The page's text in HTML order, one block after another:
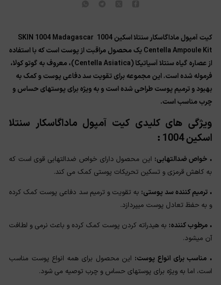
کیت آمپول ماداگاسکار سنتلا اسکین 1004 SKIN 1004 Madagascar
Centella Ampoule Kit یک محصول مراقبت از پوست است که با استفاده
از عصاره گیاه سنتلا آسیاتیکا (Centella Asiatica)، معروف به گوتو کولا،
فرموله شده است. این مجموعه برای تقویت سد دفاعی پوست و کمک به
بهبود و ترمیم پوست طراحی شده است و به ویژه برای پوستهای حساس و
چرب مناسب است.
ویژگی های کلیدی کیت آمپول ماداگاسکار سنتلا
اسکین 1004 :
• خواص ضدالتهابی: این محصول دارای خواص ضدالتهابی قوی است که
به کاهش قرمزی و تسکین تحریکات پوستی کمک می کند.
•ترمیم کننده سد پوستی: به تقویت و ترمیم سد دفاعی پوست کمک کرده
و به حفظ تعادل پوست میپردازد.
• مرطوب کننده: به هیدراته کردن پوست کمک کرده و باعث نرمی و لطافت
آن میشود.
• مناسب برای انواع پوست: این محصول برای همه انواع پوست مناسب
است، اما به ویژه برای پوستهای حساس و چرب توصیه می شود.